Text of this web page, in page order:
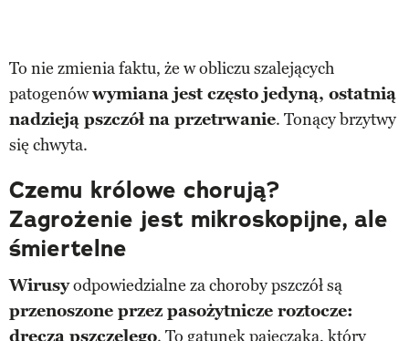
To nie zmienia faktu, że w obliczu szalejących
patogenówwymiana jest często jedyną, ostatnią
nadzieją pszczół na przetrwanie. Tonący brzytwy
się chwyta.
Czemu królowe chorują?
Zagrożenie jest mikroskopijne, ale
śmiertelne
Wirusyodpowiedzialne za choroby pszczół są
przenoszone przez pasożytnicze roztocze:
dręcza pszczelego. To gatunekpajęczaka, który